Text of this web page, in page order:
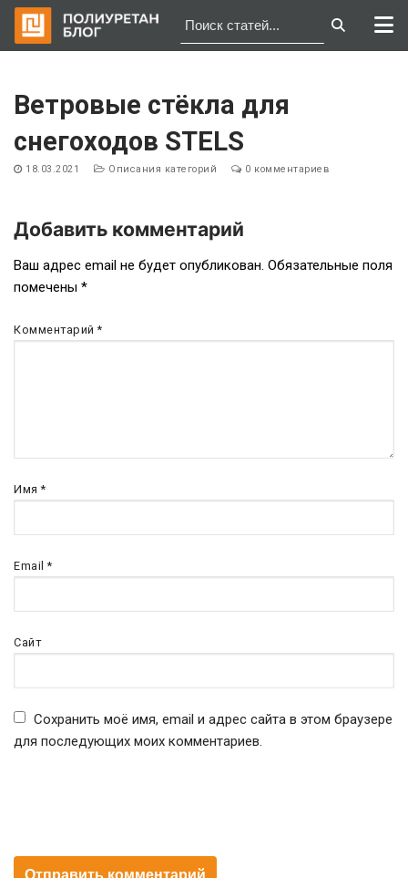
содержимому
Ветровые стёкла для
снегоходов STELS
18.03.2021 Описания категорий 0 комментариев
Навигация
по
записям
Добавить комментарий
Ваш адрес email не будет опубликован. Обязательные поля
помечены *
Комментарий*
Имя*
Email*
Сайт
Сохранить моё имя, email и адрес сайта в этом браузере
для последующих моих комментариев.